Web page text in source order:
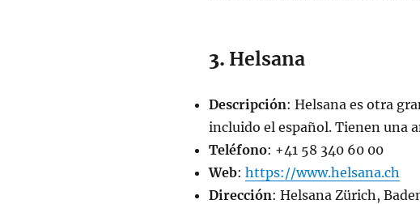
3. Helsana
Descripción: Helsana es otra
incluido el español. Tienen una
Teléfono: +41 58 340 60 00
Web: https://www.helsana.ch
Dirección: Helsana Zürich,